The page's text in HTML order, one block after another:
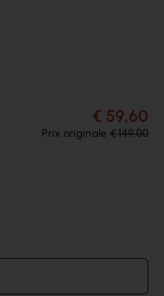
€ 59,60
Prix originale € 149,00